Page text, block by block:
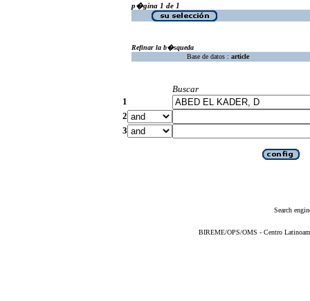
p�gina 1 de 1
Refinar la b�squeda
Base de datos : article
Buscar
1
2
3
Search
BIREME/OPS/OMS - Centro